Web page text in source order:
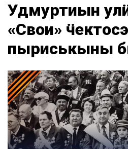
Удмуртиын
«Свои» ӵектосэ
пыриськыны